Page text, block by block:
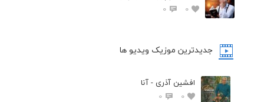
0
0
جدیدترین موزیک ویدیو ها
افشین آذری - آنا
0
0